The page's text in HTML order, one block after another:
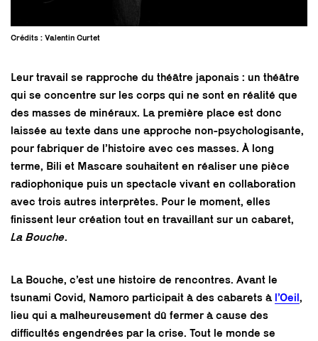
Crédits : Valentin Curtet
Leur travail se rapproche du théâtre japonais : un théâtre
qui se concentre sur les corps qui ne sont en réalité que
des masses de minéraux. La première place est donc
laissée au texte dans une approche non-psychologisante,
pour fabriquer de l’histoire avec ces masses. À long
terme, Bili et Mascare souhaitent en réaliser une pièce
radiophonique puis un spectacle vivant en collaboration
avec trois autres interprètes. Pour le moment, elles
finissent leur création tout en travaillant sur un cabaret,
La Bouche.
La Bouche, c’est une histoire de rencontres. Avant le
tsunami Covid, Namoro participait à des cabarets à l’Oeil ,
lieu qui a malheureusement dû fermer à cause des
difficultés engendrées par la crise. Tout le monde se